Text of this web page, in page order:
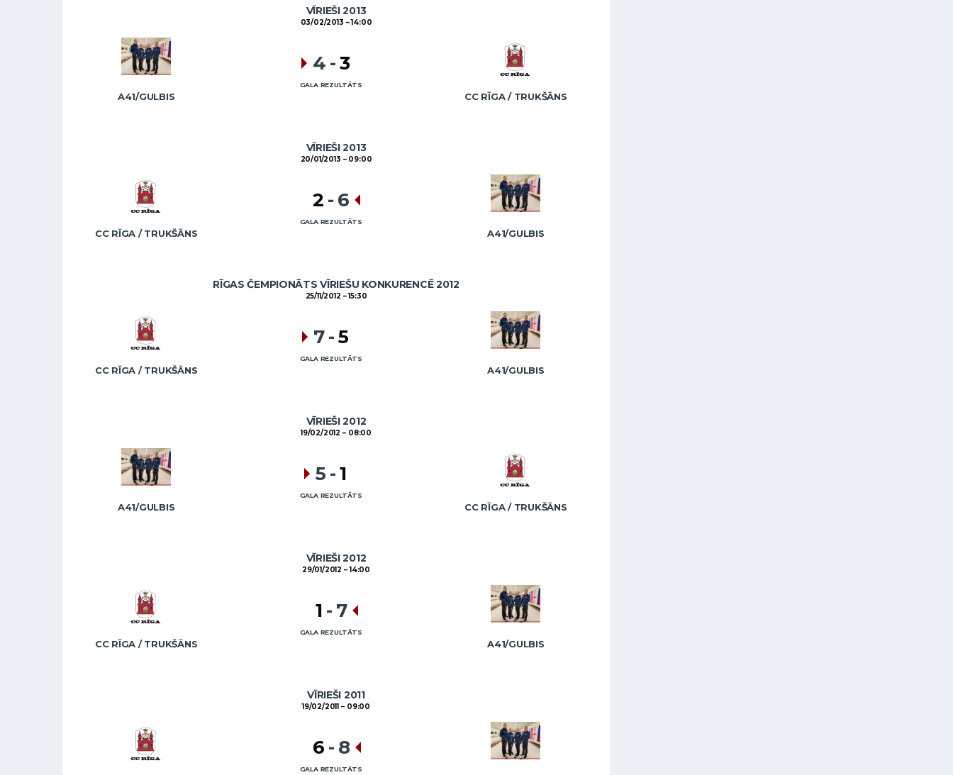
VĪRIEŠI 2013
03/02/2013 14:00
A41/GULBIS CC RĪGA / TRUKŠĀNS
4 -3
GALA REZULTĀTS
VĪRIEŠI 2013
20/01/2013 09:00
CC RĪGA / TRUKŠĀNS A41/GULBIS
2 - 6
GALA REZULTĀTS
RĪGAS ČEMPIONĀTS VĪRIEŠU KONKURENCĒ 2012
25/11/2012 15:30
CC RĪGA / TRUKŠĀNS A41/GULBIS
7-5
GALA REZULTĀTS
VĪRIEŠI 2012
19/02/2012 08:00
A41/GULBIS CC RĪGA / TRUKŠĀNS
5 -1
GALA REZULTĀTS
VĪRIEŠI 2012
29/01/2012 14:00
CC RĪGA / TRUKŠĀNS A41/GULBIS
1 - 7
GALA REZULTĀTS
VĪRIEŠI 2011
19/02/2011 09:00
6 - 8
GALA REZULTĀTS